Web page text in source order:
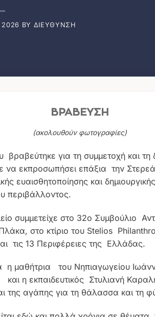
2026 BY ΔΙΕΎΘΥΝΣΗ
ΒΡΑΒΕΥΣΗ
(ακολουθούν φωτογραφίες)
για τη συμμετοχή και τη
να εκπροσωπήσει επάξια την
ευαισθητοποίησης και
περιβάλλοντος.
συμμετείχε στο 32ο Συμβούλιο
στο κτίριο του Stelios
τις 13 Περιφέρειες της Ελλάδας.
μαθήτρια του Νηπιαγωγείου
και η εκπαιδευτικός Στυλιανή
της αγάπης για τη θάλασσα και τη